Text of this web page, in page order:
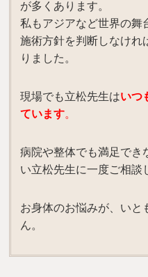
が多くあります。
私もアジアなど世界の舞
施術方針を判断しなけれ
りました。
現場でも立松先生はいつ
ています。
病院や整体でも満足でき
い立松先生に一度ご相談
お身体のお悩みが、いと
ん。